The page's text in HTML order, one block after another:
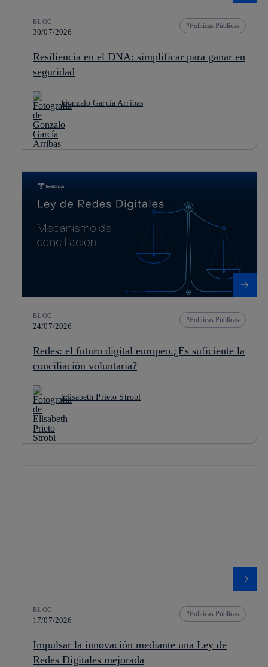
BLOG
30/07/2026
Políticas Públicas
Resiliencia en el DNA: simplificar para ganar en
seguridad
Gonzalo García Arribas
BLOG
24/07/2026
Políticas Públicas
Redes: el futuro digital europeo.¿Es suficiente la
conciliación voluntaria?
Elisabeth Prieto Strobl
BLOG
17/07/2026
Políticas Públicas
Impulsar la innovación mediante una Ley de
Redes Digitales mejorada